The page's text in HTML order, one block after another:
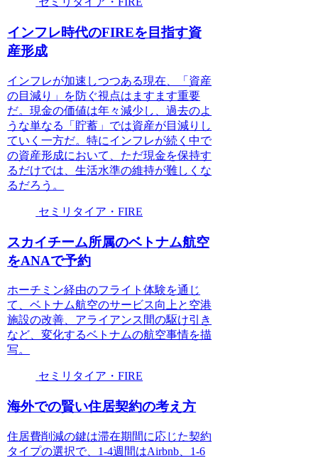
インフレ時代のFIREを目指す資
産形成
インフレが加速しつつある現在、「資産
の目減り」を防ぐ視点はますます重要
だ。現金の価値は年々減少し、過去のよ
うな単なる「貯蓄」では資産が目減りし
ていく一方だ。特にインフレが続く中で
の資産形成において、ただ現金を保持す
るだけでは、生活水準の維持が難しくな
るだろう。
セミリタイア・FIRE
スカイチーム所属のベトナム航空
をANAで予約
ホーチミン経由のフライト体験を通じ
て、ベトナム航空のサービス向上と空港
施設の改善、アライアンス間の駆け引き
など、変化するベトナムの航空事情を描
写。
セミリタイア・FIRE
海外での賢い住居契約の考え方
住居費削減の鍵は滞在期間に応じた契約
タイプの選択で、1-4週間はAirbnb、1-6